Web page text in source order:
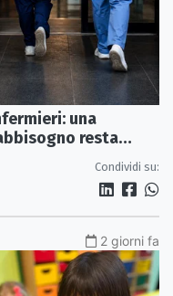
una
resta
Condividi su:
2 giorni fa